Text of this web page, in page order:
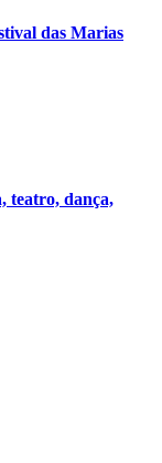
das Marias
teatro, dança,